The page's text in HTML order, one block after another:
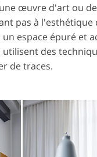
œuvre d'art ou
pas à l'esthétique
espace épuré et
des
de traces.